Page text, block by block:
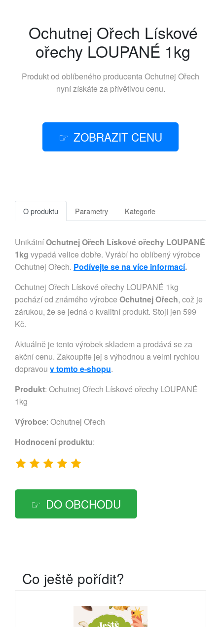
Ochutnej Ořech Lískové
ořechy LOUPANÉ 1kg
Produkt od oblíbeného producentaOchutnej Ořech
nyní získáte za přívětivou cenu.
ZOBRAZIT CENU
O produktu Parametry Kategorie
UnikátníOchutnej Ořech Lískové ořechy LOUPANÉ
1kg vypadá velice dobře. Vyrábí ho oblíbený výrobce
Ochutnej Ořech. Podívejte se na více informací.
Ochutnej Ořech Lískové ořechy LOUPANÉ 1kg
pochází od známého výrobce Ochutnej Ořech, což je
zárukou, že se jedná o kvalitní produkt. Stojí jen 599
Kč.
Aktuálně je tento výrobek skladem a prodává se za
akční cenu. Zakoupíte jej s výhodnou a velmi rychlou
dopravou v tomto e-shopu.
Produkt: Ochutnej Ořech Lískové ořechy LOUPANÉ
1kg
Výrobce: Ochutnej Ořech
Hodnocení produktu:
DO OBCHODU
Co ještě pořídit?